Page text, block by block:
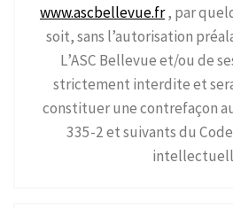
www.ascbellevue.fr, par
soit, sans l’autorisation
L’ASC Bellevue et/ou de
strictement interdite et
constituer une contrefaçon
335-2 et suivants du